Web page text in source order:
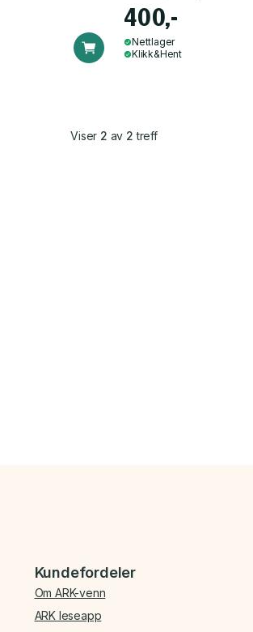
400,-
Nettlager
Klikk&Hent
Viser 2 av 2 treff
Kundefordeler
Om ARK-venn
ARK leseapp